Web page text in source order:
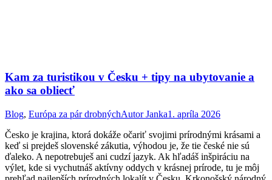
Kam za turistikou v Česku + tipy na ubytovanie a
ako sa obliecť
Blog, Európa za pár drobnýchAutorJanka1. apríla 2026
Česko je krajina, ktorá dokáže očariť svojimi prírodnými krásami a
keď si prejdeš slovenské zákutia, výhodou je, že tie české nie sú
ďaleko. A nepotrebuješ ani cudzí jazyk. Ak hľadáš inšpiráciu na
výlet, kde si vychutnáš aktívny oddych v krásnej prírode, tu je môj